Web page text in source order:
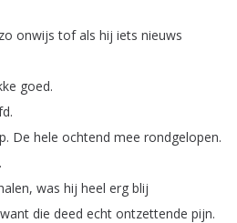
zo onwijs tof als hij iets nieuws
goed.
.
. De hele ochtend mee rondgelopen.
.
, was hij heel erg blij
want die deed echt ontzettende pijn.